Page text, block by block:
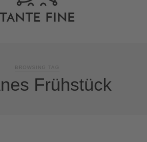
BROWSING TAG
Frühstück